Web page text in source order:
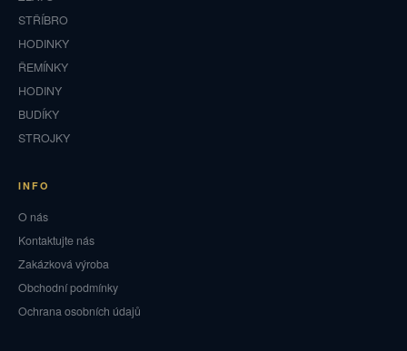
STŘÍBRO
HODINKY
ŘEMÍNKY
HODINY
BUDÍKY
STROJKY
INFO
O nás
Kontaktujte nás
Zakázková výroba
Obchodní podmínky
Ochrana osobních údajů